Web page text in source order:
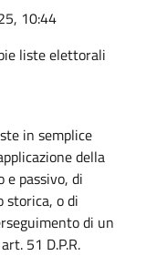
10:44
liste elettorali
in semplice
della
passivo, di
storica, o di
di un
51 D.P.R.